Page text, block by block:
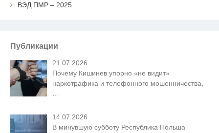
ВЭД ПМР – 2025
Публикации
21.07.2026
Почему Кишинев упорно «не видит»
наркотрафика и телефонного мошенничества,
14.07.2026
В минувшую субботу Республика Польша